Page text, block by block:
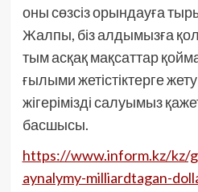
оны сөзсіз орындауға
Жалпы, біз алдымызға
тым асқақ мақсаттар
ғылыми жетістіктерге
жігерімізді салуымыз
басшысы.
https://www.inform.kz/kz/
aynalymy-milliardtagan-